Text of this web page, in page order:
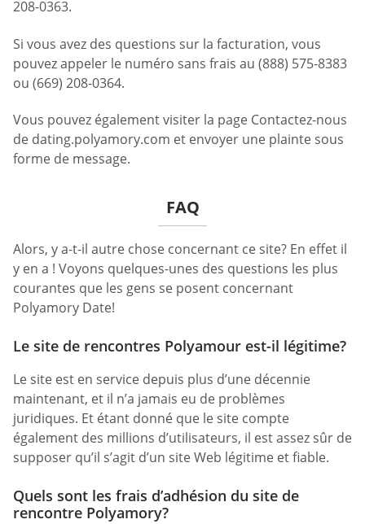
208-0363.
Si vous avez des questions sur la facturation, vous
pouvez appeler le numéro sans frais au (888) 575-8383
ou (669) 208-0364.
Vous pouvez également visiter la page Contactez-nous
de dating.polyamory.com et envoyer une plainte sous
forme de message.
FAQ
Alors, y a-t-il autre chose concernant ce site? En effet il
y en a ! Voyons quelques-unes des questions les plus
courantes que les gens se posent concernant
Polyamory Date!
Le site de rencontres Polyamour est-il légitime?
Le site est en service depuis plus d’une décennie
maintenant, et il n’a jamais eu de problèmes
juridiques. Et étant donné que le site compte
également des millions d’utilisateurs, il est assez sûr de
supposer qu’il s’agit d’un site Web légitime et fiable.
Quels sont les frais d’adhésion du site de
rencontre Polyamory?